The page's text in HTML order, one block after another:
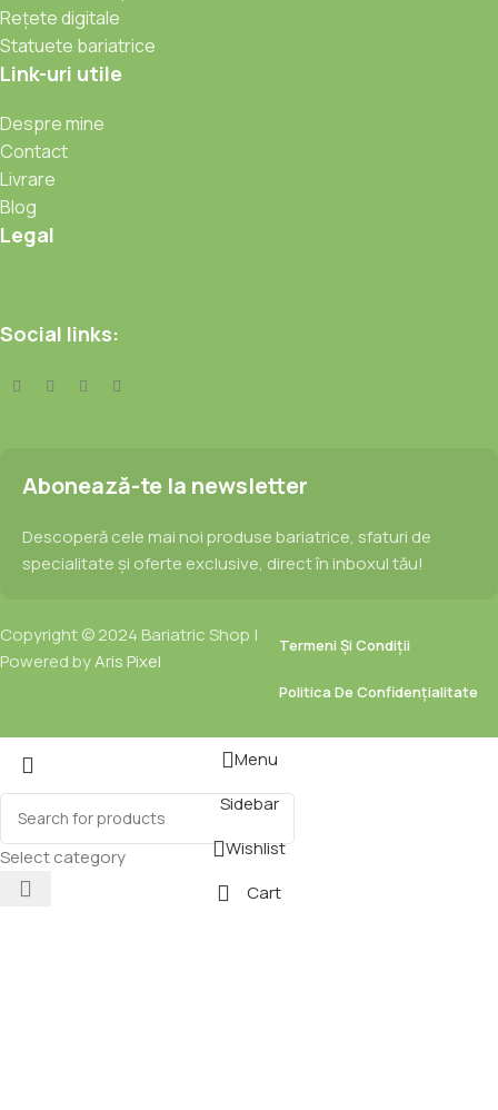
Rețete digitale
Statuete bariatrice
Link-uri utile
Despre mine
Contact
Livrare
Blog
Legal
Social links:
Abonează-te la newsletter
Descoperă cele mai noi produse bariatrice, sfaturi de
specialitate și oferte exclusive, direct în inboxul tău!
Copyright © 2024 Bariatric Shop |
Powered byAris Pixel
Termeni Și Condiții
Politica De Confidențialitate
Select category
Menu
Sidebar
Wishlist
Cart